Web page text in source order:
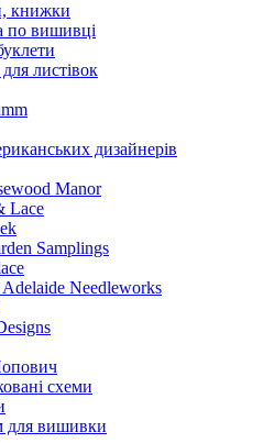
книжки
по вишивці
листівок
дизайнерів
Manor
Lace
Samplings
Adelaide Needleworks
схеми
для вишивки